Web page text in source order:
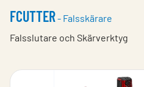
FCUTTER- Falsskärare
Falsslutare och Skärverktyg